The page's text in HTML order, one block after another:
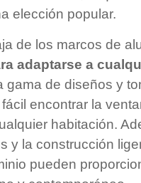
elección popular.
de los marcos de
adaptarse a
gama de diseños y
encontrar la
habitación.
y la construcción
pueden